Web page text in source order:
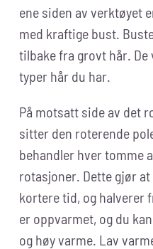
ene siden av verktøyet
med kraftige bust.
tilbake fra grovt hår.
typer hår du har.
På motsatt side av det
sitter den roterende
behandler hver tomme
rotasjoner. Dette gjør
kortere tid, og halverer
er oppvarmet, og du
og høy varme. Lav